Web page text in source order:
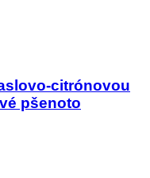
citrónovou
pšenoto